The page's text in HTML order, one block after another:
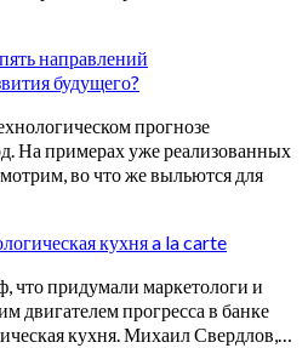
направлений
будущего?
прогнозе
На примерах уже реализованных
во что же выльются для
кухня a la carte
придумали маркетологи и
двигателем прогресса в банке
кухня. Михаил Свердлов,…